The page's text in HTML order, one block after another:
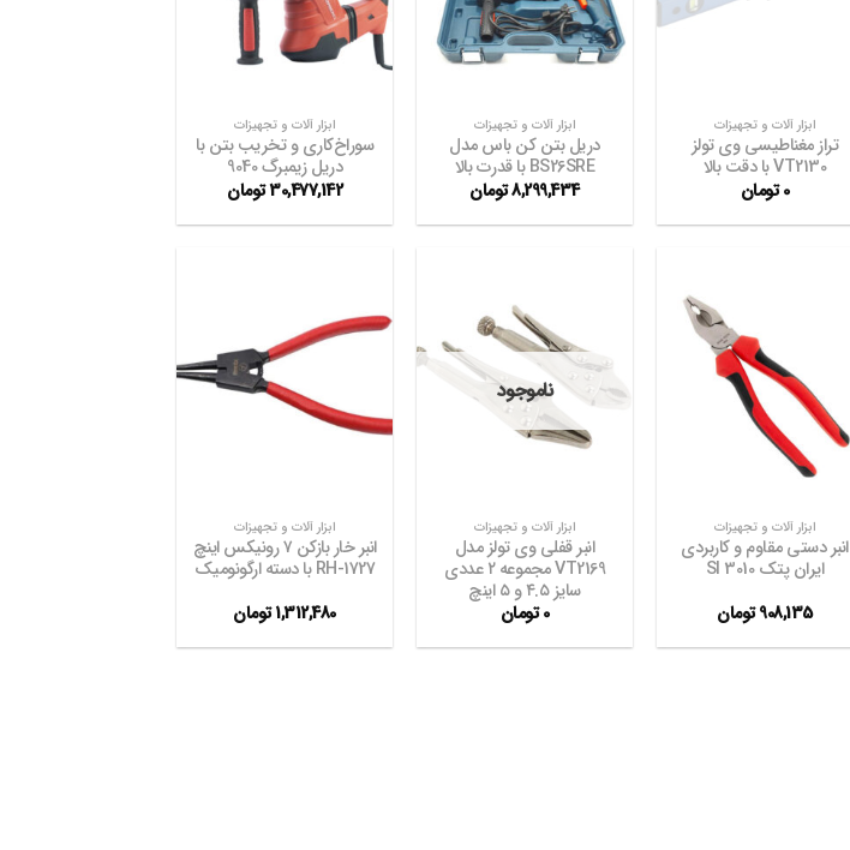
ها
ابزار آلات و تجهیزات
تراز مغناطیسی وی تولز
VT2130 با دقت بالا
0 تومان
ها
ابزار آلات و تجهیزات
دریل بتن کن باس مدل
BS26SRE با قدرت بالا
8,299,434تومان
ابزار آلات و تجهیزات
سوراخ‌کاری و تخریب بتن با
دریل زیمبرگ 9040
30,477,142تومان
ابزار آلات و تجهیزات
انبر دستی مقاوم و کاربردی
ایران پتک SI 3010
908,135تومان
افزودن
ناموجود
ابزار آلات و تجهیزات
انبر قفلی وی تولز مدل
VT2169 مجموعه ۲ عددی
سایز ۴.۵ و ۵ اینچ
0 تومان
افزودن
به
علاقه
ابزار آلات و تجهیزات
انبر خار بازکن ۷ رونیکس اینچ
RH-1727 با دسته ارگونومیک
1,312,480تومان